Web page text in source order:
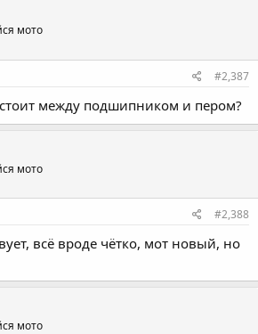
мото
#2,387
стоит между подшипником и пером?
мото
#2,388
всё вроде чётко, мот новый, но
мото